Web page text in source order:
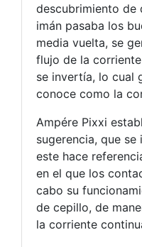
descubrimiento de
imán pasaba los
media vuelta, se
flujo de la
se invertía, lo cual
conoce como la
Ampére Pixxi
sugerencia, que
este hace
en el que los
cabo su
de cepillo, de
la corriente